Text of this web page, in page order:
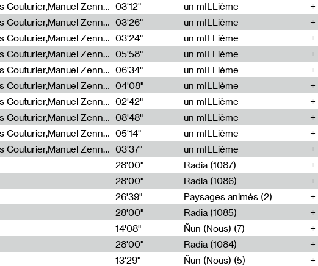
Cécile Tonizzo,Nicolas Couturier,Manuel Zenner,Aquila Lescene,Curtis Coco,Cyril Magnier 03'12"
un mILLième
Cécile Tonizzo,Nicolas Couturier,Manuel Zenner,Aquila Lescene,Curtis Coco,Cyril Magnier 03'26"
un mILLième
Cécile Tonizzo,Nicolas Couturier,Manuel Zenner,Aquila Lescene,Curtis Coco,Cyril Magnier 03'24"
un mILLième
Cécile Tonizzo,Nicolas Couturier,Manuel Zenner,Aquila Lescene,Curtis Coco,Cyril Magnier 05'58"
un mILLième
Cécile Tonizzo,Nicolas Couturier,Manuel Zenner,Aquila Lescene,Curtis Coco,Cyril Magnier 06'34"
un mILLième
Cécile Tonizzo,Nicolas Couturier,Manuel Zenner,Aquila Lescene,Curtis Coco,Cyril Magnier 04'08"
un mILLième
Cécile Tonizzo,Nicolas Couturier,Manuel Zenner,Aquila Lescene,Curtis Coco,Cyril Magnier 02'42"
un mILLième
Cécile Tonizzo,Nicolas Couturier,Manuel Zenner,Aquila Lescene,Curtis Coco,Cyril Magnier 08'48"
un mILLième
Cécile Tonizzo,Nicolas Couturier,Manuel Zenner,Aquila Lescene,Curtis Coco,Cyril Magnier 05'14"
un mILLième
Cécile Tonizzo,Nicolas Couturier,Manuel Zenner,Aquila Lescene,Curtis Coco,Cyril Magnier 03'37"
un mILLième
28'00"
Radia (1087)
28'00"
Radia (1086)
26'39"
Paysages animés (2)
28'00"
Radia (1085)
14'08"
Ñun (Nous) (7)
28'00"
Radia (1084)
13'29"
Ñun (Nous) (5)